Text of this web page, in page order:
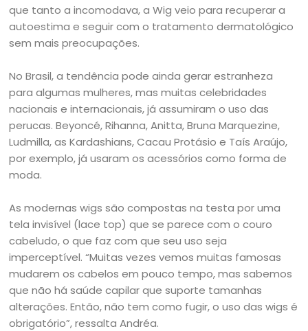
que tanto a incomodava, a Wig veio para recuperar a
autoestima e seguir com o tratamento dermatológico
sem mais preocupações.
No Brasil, a tendência pode ainda gerar estranheza
para algumas mulheres, mas muitas celebridades
nacionais e internacionais, já assumiram o uso das
perucas. Beyoncé, Rihanna, Anitta, Bruna Marquezine,
Ludmilla, as Kardashians, Cacau Protásio e Taís Araújo,
por exemplo, já usaram os acessórios como forma de
moda.
As modernas wigs são compostas na testa por uma
tela invisível (lace top) que se parece com o couro
cabeludo, o que faz com que seu uso seja
imperceptível. “Muitas vezes vemos muitas famosas
mudarem os cabelos em pouco tempo, mas sabemos
que não há saúde capilar que suporte tamanhas
alterações. Então, não tem como fugir, o uso das wigs é
obrigatório”, ressalta Andréa.